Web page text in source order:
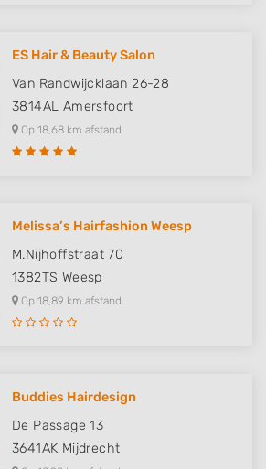
ES Hair & Beauty Salon
Van Randwijcklaan 26-28
3814AL Amersfoort
Op 18,68 km afstand
Melissa’s Hairfashion Weesp
M.Nijhoffstraat 70
1382TS Weesp
Op 18,89 km afstand
Buddies Hairdesign
De Passage 13
3641AK Mijdrecht